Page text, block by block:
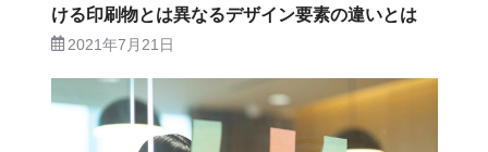
ける印刷物とは異なるデザイン要素の違いとは
2021年7月21日